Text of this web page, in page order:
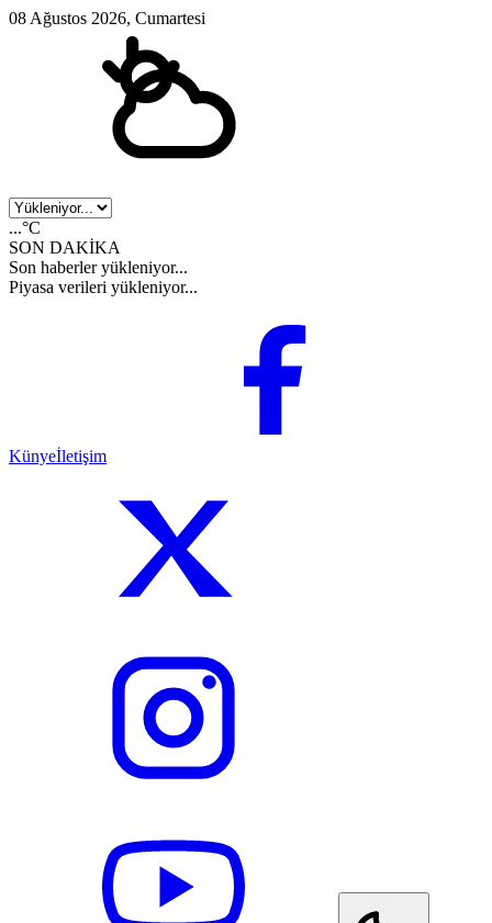
08 Ağustos 2026, Cumartesi
...°C
SON DAKİKA
Son haberler yükleniyor...
Piyasa verileri yükleniyor...
Künyeİletişim